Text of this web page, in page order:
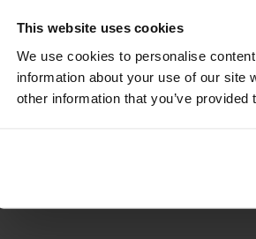
This website uses cookies
We use cookies to personalise
information about your use of our site
other information that you’ve